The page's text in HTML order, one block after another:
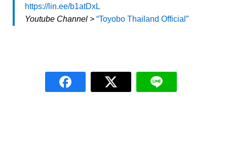
https://lin.ee/b1atDxL
Youtube Channel >“Toyobo Thailand Official”